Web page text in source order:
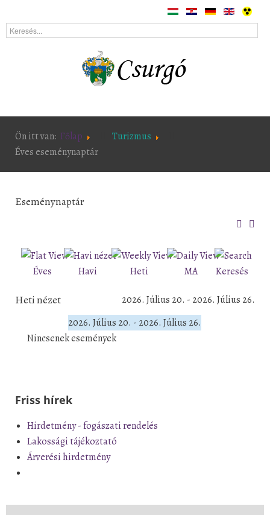
Ön itt van: Főlap
Turizmus
Éves eseménynaptár
Eseménynaptár
Éves Havi Heti MA Keresés
Heti nézet
2026. Július 20. - 2026. Július 26.
2026. Július 20. - 2026. Július 26.
Nincsenek események
Friss hírek
Hirdetmény - fogászati rendelés
Lakossági tájékoztató
Árverési hirdetmény